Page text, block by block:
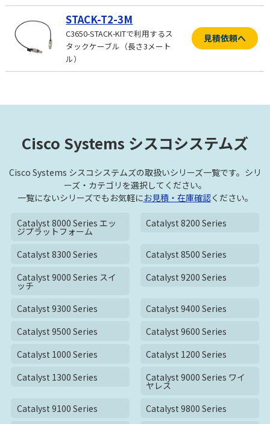
STACK-T2-3M
C3650-STACK-KITで利用するス
タックケーブル（長さ3メート
ル）
見積依頼へ
Cisco Systems シスコシステムズ
Cisco Systems シスコシステムズの取扱いシリーズ一覧です。シリ
ーズ・カテゴリを選択してください。
一覧にないシリーズでもお気軽にお見積・在庫確認ください。
Catalyst 8000 Series エッ
ジプラットフォーム
Catalyst 8200 Series
Catalyst 8300 Series
Catalyst 8500 Series
Catalyst 9000 Series スイ
ッチ
Catalyst 9200 Series
Catalyst 9300 Series
Catalyst 9400 Series
Catalyst 9500 Series
Catalyst 9600 Series
Catalyst 1000 Series
Catalyst 1200 Series
Catalyst 1300 Series
Catalyst 9000 Series ワイ
ヤレス
Catalyst 9100 Series
Catalyst 9800 Series